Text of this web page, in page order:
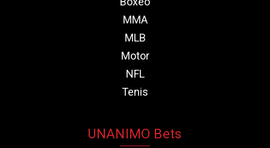
MMA
MLB
Motor
NFL
Tenis
UNANIMO Bets